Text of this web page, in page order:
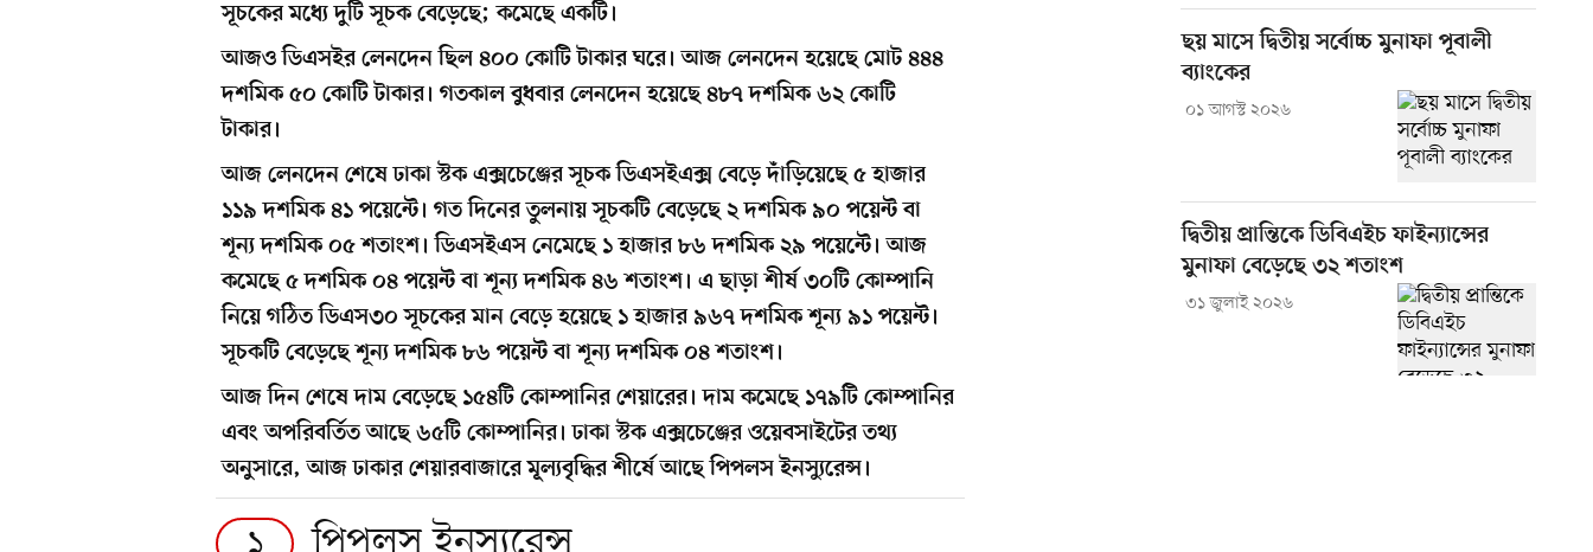
সূচকের মধ্যে দুটি সূচক বেড়েছে; কমেছে একটি।
আজও ডিএসইর লেনদেন ছিল ৪০০ কোটি টাকার ঘরে। আজ লেনদেন হয়েছে মোট ৪৪৪
দশমিক ৫০ কোটি টাকার। গতকাল বুধবার লেনদেন হয়েছে ৪৮৭ দশমিক ৬২ কোটি
টাকার।
আজ লেনদেন শেষে ঢাকা স্টক এক্সচেঞ্জের সূচক ডিএসইএক্স বেড়ে দাঁড়িয়েছে ৫ হাজার
১১৯ দশমিক ৪১ পয়েন্টে। গত দিনের তুলনায় সূচকটি বেড়েছে ২ দশমিক ৯০ পয়েন্ট বা
শূন্য দশমিক ০৫ শতাংশ। ডিএসইএস নেমেছে ১ হাজার ৮৬ দশমিক ২৯ পয়েন্টে। আজ
কমেছে ৫ দশমিক ০৪ পয়েন্ট বা শূন্য দশমিক ৪৬ শতাংশ। এ ছাড়া শীর্ষ ৩০টি কোম্পানি
নিয়ে গঠিত ডিএস৩০ সূচকের মান বেড়ে হয়েছে ১ হাজার ৯৬৭ দশমিক শূন্য ৯১ পয়েন্ট।
সূচকটি বেড়েছে শূন্য দশমিক ৮৬ পয়েন্ট বা শূন্য দশমিক ০৪ শতাংশ।
আজ দিন শেষে দাম বেড়েছে ১৫৪টি কোম্পানির শেয়ারের। দাম কমেছে ১৭৯টি কোম্পানির
এবং অপরিবর্তিত আছে ৬৫টি কোম্পানির। ঢাকা স্টক এক্সচেঞ্জের ওয়েবসাইটের তথ্য
অনুসারে, আজ ঢাকার শেয়ারবাজারে মূল্যবৃদ্ধির শীর্ষে আছে পিপলস ইনস্যুরেন্স।
ছয় মাসে দ্বিতীয় সর্বোচ্চ মুনাফা পূবালী
ব্যাংকের
০১ আগস্ট ২০২৬
দ্বিতীয় প্রান্তিকে ডিবিএইচ ফাইন্যান্সের
মুনাফা বেড়েছে ৩২ শতাংশ
৩১ জুলাই ২০২৬